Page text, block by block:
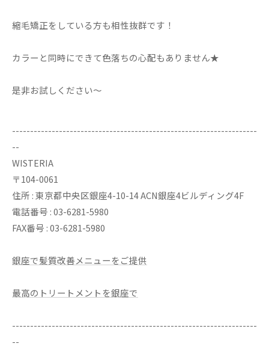
縮毛矯正をしている方も相性抜群です！
カラーと同時にできて色落ちの心配もありません★
是非お試しください～
--------------------------------------------------------------------
--
WISTERIA
〒104-0061
住所 : 東京都中央区銀座4-10-14 ACN銀座4ビルディング4F
電話番号 : 03-6281-5980
FAX番号 : 03-6281-5980
銀座で髪質改善メニューをご提供
最高のトリートメントを銀座で
--------------------------------------------------------------------
--